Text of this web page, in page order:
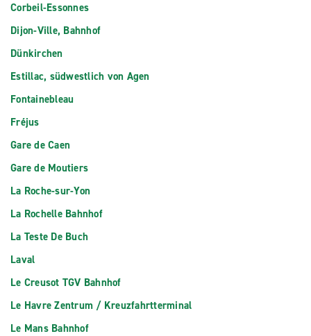
Corbeil-Essonnes
Dijon-Ville, Bahnhof
Dünkirchen
Estillac, südwestlich von Agen
Fontainebleau
Fréjus
Gare de Caen
Gare de Moutiers
La Roche-sur-Yon
La Rochelle Bahnhof
La Teste De Buch
Laval
Le Creusot TGV Bahnhof
Le Havre Zentrum / Kreuzfahrtterminal
Le Mans Bahnhof